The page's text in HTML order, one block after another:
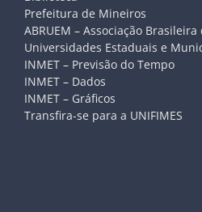
Prefeitura de Mineiros
ABRUEM – Associação
Universidades Estaduais e
INMET – Previsão do Tempo
INMET – Dados
INMET – Gráficos
Transfira-se para a UNIFIMES